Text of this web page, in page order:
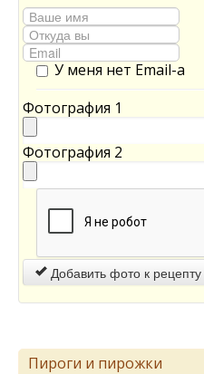
У меня нет Email-а
Фотография 1
Фотография 2
Добавить фото к рецепту
Пироги и пирожки